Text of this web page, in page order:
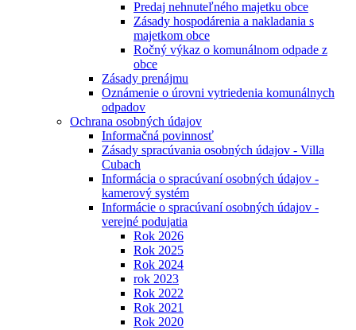
Predaj nehnuteľného majetku obce
Zásady hospodárenia a nakladania s
majetkom obce
Ročný výkaz o komunálnom odpade z
obce
Zásady prenájmu
Oznámenie o úrovni vytriedenia komunálnych
odpadov
Ochrana osobných údajov
Informačná povinnosť
Zásady spracúvania osobných údajov - Villa
Cubach
Informácia o spracúvaní osobných údajov -
kamerový systém
Informácie o spracúvaní osobných údajov -
verejné podujatia
Rok 2026
Rok 2025
Rok 2024
rok 2023
Rok 2022
Rok 2021
Rok 2020